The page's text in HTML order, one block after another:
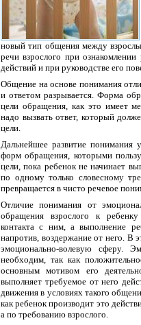
новый тип общения между
речи взрослого при
действий и при руководстве его
Общение на основе понимания
и ответом разрывается. Форма
цели обращения, как это имеет
надо вызвать ответ, который
цели.
Дальнейшее развитие понимания
форм обращения, которыми
цели, пока ребенок не начинает
по одному только словесному
превращается в чисто речевое
Отличие понимания от
обращения взрослого к
контакта с ним, а выполнение
напротив, воздержание от него. В
эмоционально-волевую сферу.
необходим, так как
основным мотивом его
выполняет требуемое от него
движения в условиях такого
как ребенок производит это
а по требованию взрослого.